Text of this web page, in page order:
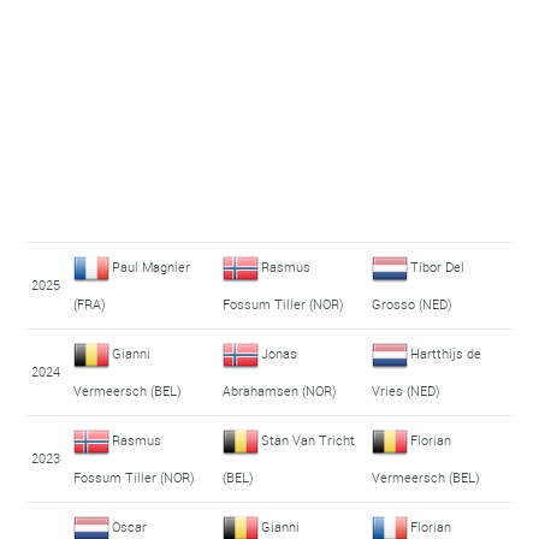
2025
Paul Magnier
(FRA)
Rasmus
Fossum Tiller (NOR)
Tibor Del
Grosso (NED)
2024
Gianni
Vermeersch (BEL)
Jonas
Abrahamsen (NOR)
Hartthijs de
Vries (NED)
2023
Rasmus
Fossum Tiller (NOR)
Stan Van Tricht
(BEL)
Florian
Vermeersch (BEL)
Oscar Gianni Florian